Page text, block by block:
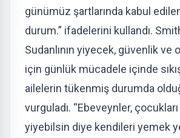
günümüz şartlarında kabul
durum.” ifadelerini kullandı.
Sudanlının yiyecek, güvenlik ve
için günlük mücadele içinde
ailelerin tükenmiş durumda
vurguladı. “Ebeveynler,
yiyebilsin diye kendileri yemek